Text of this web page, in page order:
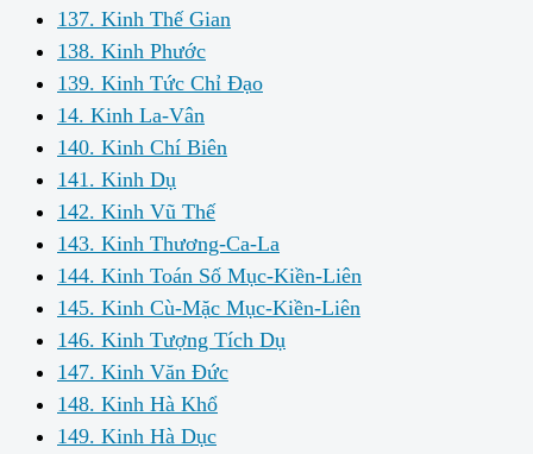
137. Kinh Thế Gian
138. Kinh Phước
139. Kinh Tức Chỉ Đạo
14. Kinh La-Vân
140. Kinh Chí Biên
141. Kinh Dụ
142. Kinh Vũ Thế
143. Kinh Thương-Ca-La
144. Kinh Toán Số Mục-Kiền-Liên
145. Kinh Cù-Mặc Mục-Kiền-Liên
146. Kinh Tượng Tích Dụ
147. Kinh Văn Đức
148. Kinh Hà Khổ
149. Kinh Hà Dục